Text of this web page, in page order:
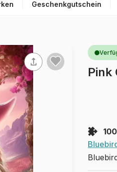
Geschenkgutschein
Pink